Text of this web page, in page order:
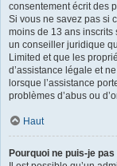
consentement écrit des
Si vous ne savez pas si
moins de 13 ans inscrits
un conseiller juridique
Limited et que les
d’assistance légale et
lorsque l’assistance
problèmes d’abus ou
Haut
Pourquoi ne puis-je